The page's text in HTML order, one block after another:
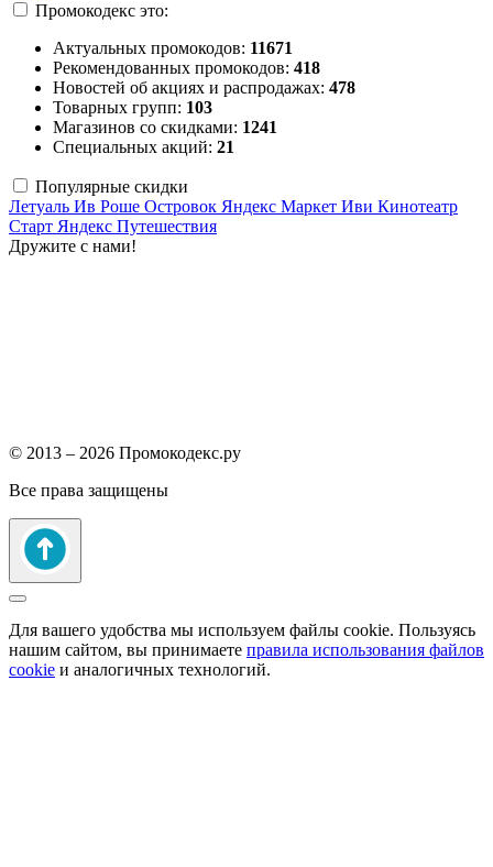
Промокодекс это:
Актуальных промокодов: 11671
Рекомендованных промокодов: 418
Новостей об акциях и распродажах: 478
Товарных групп: 103
Магазинов со скидками: 1241
Специальных акций: 21
Популярные скидки
Летуаль Ив Роше Островок Яндекс Маркет Иви Кинотеатр
Старт Яндекс Путешествия
Дружите с нами!
© 2013 – 2026 Промокодекс.ру
Все права защищены
Для вашего удобства мы используем файлы cookie. Пользуясь
нашим сайтом, вы принимаете правила использования файлов
cookie и аналогичных технологий.